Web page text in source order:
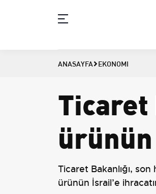
ANASAYFA EKONOMI
Ticaret
ürünün
Ticaret Bakanlığı,
ürünün İsrail’e